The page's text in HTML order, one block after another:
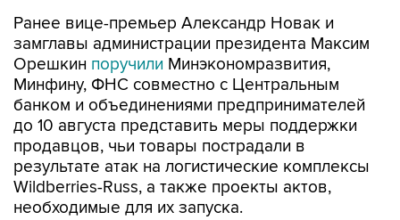
Ранее вице-премьер Александр Новак и
замглавы администрации президента Максим
Орешкин поручили Минэкономразвития,
Минфину, ФНС совместно с Центральным
банком и объединениями предпринимателей
до 10 августа представить меры поддержки
продавцов, чьи товары пострадали в
результате атак на логистические комплексы
Wildberries-Russ, а также проекты актов,
необходимые для их запуска.